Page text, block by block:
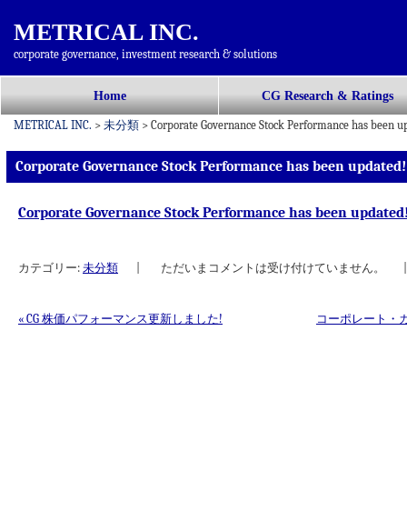
METRICAL INC.
corporate governance, investment research & solutions
メインメニュー
ン
ン
ツ
へ
Home CG Research & Ratings
METRICAL INC. > 未分類 > Corporate Governance Stock Performance has been
Corporate Governance Stock Performance has been updated!
Corporate Governance Stock Performance has been
カテゴリー: 未分類 ただいまコメントは受け付けていません。
« CG 株価パフォーマンス更新しました! コーポレート・